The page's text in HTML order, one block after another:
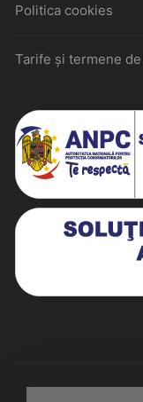
Politica cookies
Tarife și termene
Historiarum